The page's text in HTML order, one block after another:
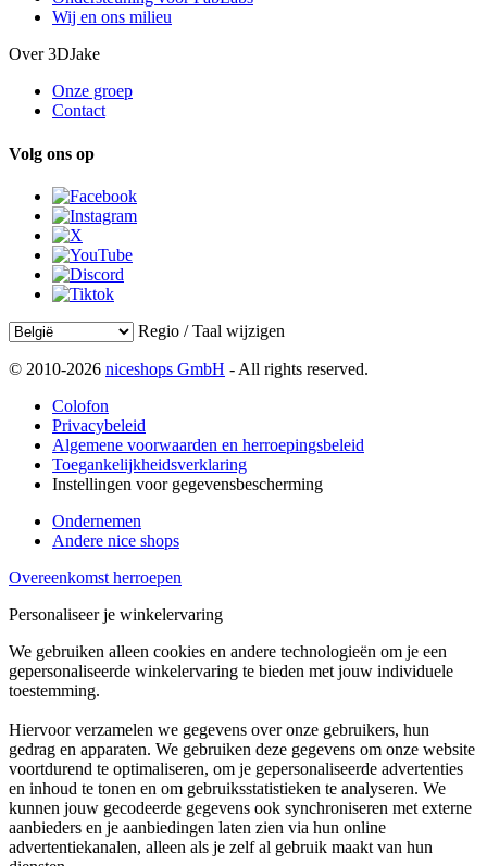
Wij en ons milieu
Over 3DJake
Onze groep
Contact
Volg ons op
Regio / Taal wijzigen
© 2010-2026 niceshops GmbH - All rights reserved.
Colofon
Privacybeleid
Algemene voorwaarden en herroepingsbeleid
Toegankelijkheidsverklaring
Instellingen voor gegevensbescherming
Ondernemen
Andere nice shops
Overeenkomst herroepen
Personaliseer je winkelervaring
We gebruiken alleen cookies en andere technologieën om je een
gepersonaliseerde winkelervaring te bieden met jouw individuele
toestemming.
Hiervoor verzamelen we gegevens over onze gebruikers, hun
gedrag en apparaten. We gebruiken deze gegevens om onze website
voortdurend te optimaliseren, om je gepersonaliseerde advertenties
en inhoud te tonen en om gebruiksstatistieken te analyseren. We
kunnen jouw gecodeerde gegevens ook synchroniseren met externe
aanbieders en je aanbiedingen laten zien via hun online
advertentiekanalen, alleen als je zelf al gebruik maakt van hun